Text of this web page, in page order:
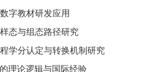
字教材研发应用
态与组态路径研究
学分认定与转换机制研究
理论逻辑与国际经验